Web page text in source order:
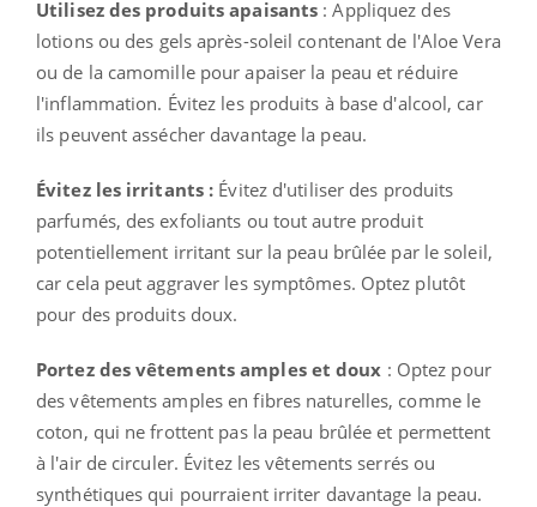
Utilisez des produits apaisants : Appliquez des
lotions ou des gels après-soleil contenant de l'Aloe Vera
ou de la camomille pour apaiser la peau et réduire
l'inflammation. Évitez les produits à base d'alcool, car
ils peuvent assécher davantage la peau.
Évitez les irritants : Évitez d'utiliser des produits
parfumés, des exfoliants ou tout autre produit
potentiellement irritant sur la peau brûlée par le soleil,
car cela peut aggraver les symptômes. Optez plutôt
pour des produits doux.
Portez des vêtements amples et doux : Optez pour
des vêtements amples en fibres naturelles, comme le
coton, qui ne frottent pas la peau brûlée et permettent
à l'air de circuler. Évitez les vêtements serrés ou
synthétiques qui pourraient irriter davantage la peau.